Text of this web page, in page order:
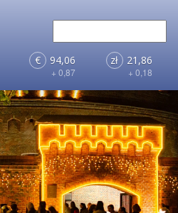
€ 94,06
+ 0,87
zł 21,86
+ 0,18